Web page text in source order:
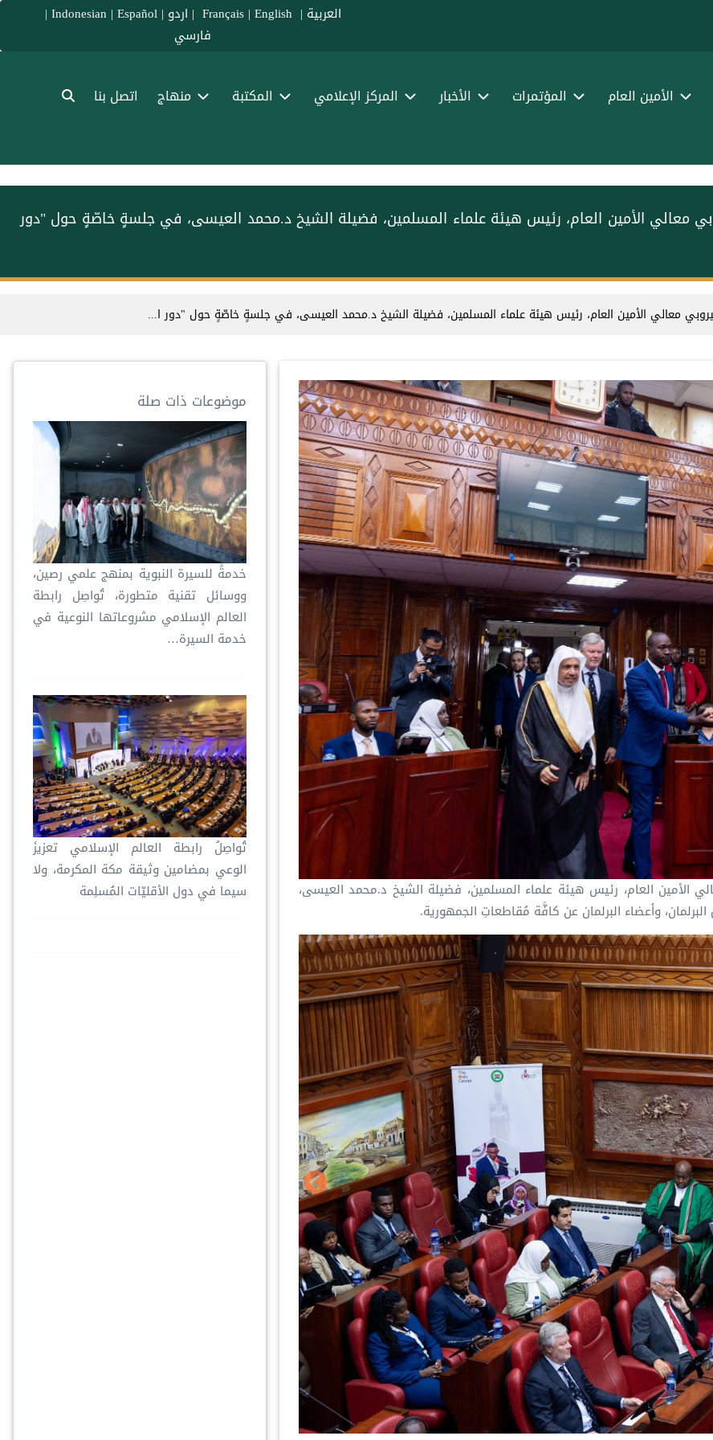
العربية |
Français
| English
| اردو |
Indonesian | Español
|
فارسي
الأمين العام المؤتمرات الأخبار المركز الإعلامي المكتبة منهاج اتصل بنا
معالي الأمين العام، رئيس هيئة علماء المسلمين، فضيلة الشيخ د.⁧‫محمد العيسى‬⁩، في جلسةٍ خاصّةٍ حول "دور
معالي الأمين العام، رئيس هيئة علماء المسلمين، فضيلة الشيخ د.⁧‫محمد العيسى‬⁩، في جلسةٍ خاصّةٍ حول "دور ا...
الأمين العام، رئيس هيئة علماء المسلمين، فضيلة الشيخ د.⁧‫محمد العيسى‬⁩،
وأعضاء البرلمان عن كافَّة مُقاطعاتِ الجمهورية.
موضوعات ذات صلة
خدمةً للسيرة النبوية بمنهج علمي رصين،
ووسائل تقنية متطورة، تُواصِل رابطة
العالم الإسلامي مشروعاتها النوعية في
خدمة السيرة…
تُواصِلُ ⁧‫رابطة العالم الإسلامي‬⁩ تعزيزَ
الوعي بمضامين وثيقة مكة المكرمة، ولا
سيما في دول الأقليّات المُسلِمة